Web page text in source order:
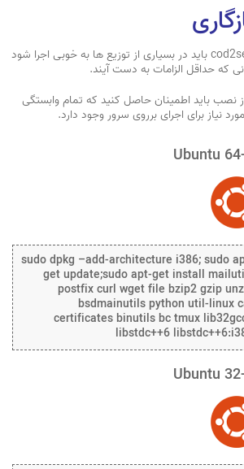
cod2server باید در بسیاری از توزیع ها به خوبی اجرا شود
که حداقل الزامات به دست آیند.
نصب باید اطمینان حاصل کنید که تمام وابستگی
نیاز برای اجرای برروی سرور وجود دارد.
Ubuntu
sudo dpkg –add-architecture i386; sudo
get update;sudo apt-get install
postfix curl wget file bzip2 gzip
bsdmainutils python util-linux
certificates binutils bc tmux
libstdc++6
Ubuntu